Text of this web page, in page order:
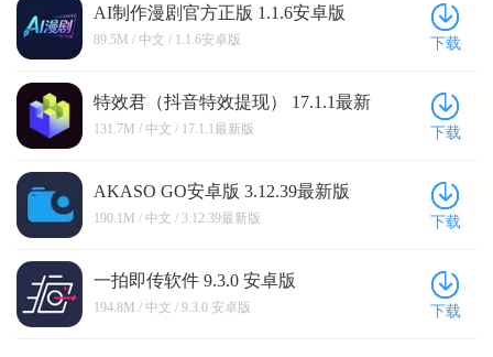
AI制作漫剧官方正版 1.1.6安卓版
89.5M / 中文 / 1.1.6安卓版 下载
特效君（抖音特效提现） 17.1.1最新
版
131.7M / 中文 / 17.1.1最新版 下载
AKASO GO安卓版 3.12.39最新版
190.1M / 中文 / 3.12.39最新版 下载
一拍即传软件 9.3.0 安卓版
194.8M / 中文 / 9.3.0 安卓版 下载